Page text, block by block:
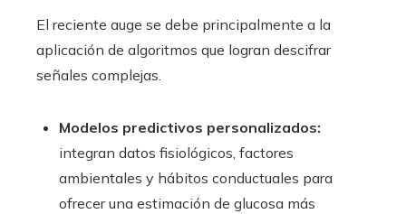
El reciente auge se debe principalmente a la
aplicación de algoritmos que logran descifrar
señales complejas.
Modelos predictivos personalizados:
integran datos fisiológicos, factores
ambientales y hábitos conductuales para
ofrecer una estimación de glucosa más